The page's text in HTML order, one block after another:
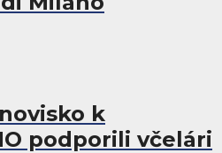
k
podporili včelári